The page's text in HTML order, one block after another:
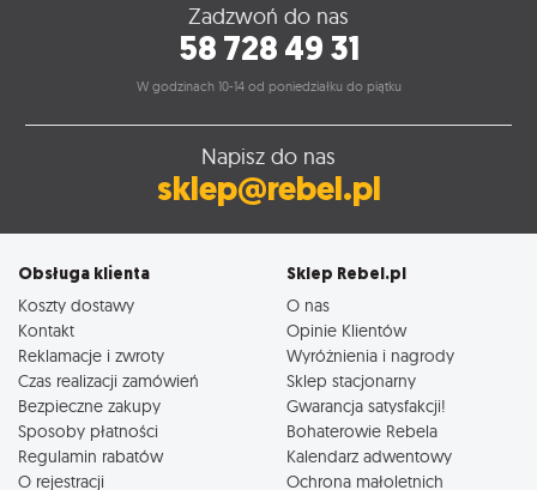
Zadzwoń do nas
58 728 49 31
W godzinach 10-14 od poniedziałku do piątku
Napisz do nas
sklep@rebel.pl
Obsługa klienta
Koszty dostawy
Kontakt
Reklamacje i zwroty
Czas realizacji zamówień
Bezpieczne zakupy
Sposoby płatności
Regulamin rabatów
O rejestracji
Sklep Rebel.pl
O nas
Opinie Klientów
Wyróżnienia i nagrody
Sklep stacjonarny
Gwarancja satysfakcji!
Bohaterowie Rebela
Kalendarz adwentowy
Ochrona małoletnich